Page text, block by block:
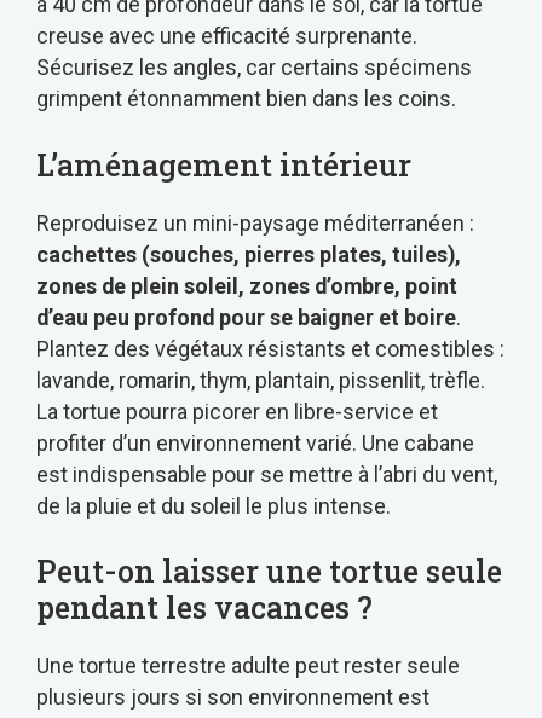
creuse avec une efficacité surprenante.
Sécurisez les angles, car certains spécimens
grimpent étonnamment bien dans les coins.
L’aménagement intérieur
Reproduisez un mini-paysage méditerranéen :
cachettes (souches, pierres plates, tuiles),
zones de plein soleil, zones d’ombre, point
d’eau peu profond pour se baigner et boire.
Plantez des végétaux résistants et comestibles :
lavande, romarin, thym, plantain, pissenlit, trèfle.
La tortue pourra picorer en libre-service et
profiter d’un environnement varié. Une cabane
est indispensable pour se mettre à l’abri du vent,
de la pluie et du soleil le plus intense.
Peut-on laisser une tortue seule
pendant les vacances ?
Une tortue terrestre adulte peut rester seule
plusieurs jours si son environnement est